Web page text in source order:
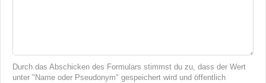
Durch das Abschicken des Formulars stimmst du zu, dass der Wert
unter "Name oder Pseudonym" gespeichert wird und öffentlich